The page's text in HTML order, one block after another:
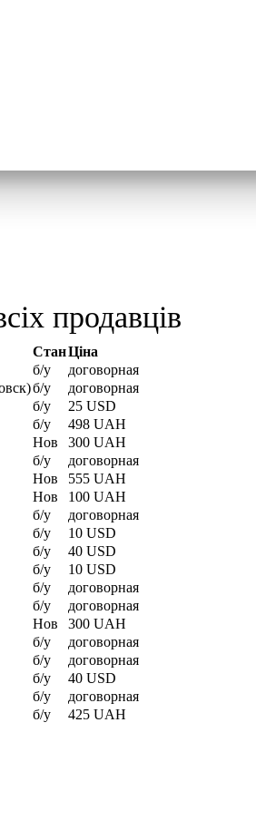
продавців
СтанЦіна
б/у
договорная
б/у
договорная
б/у
25 USD
б/у
498 UAH
Нов
300 UAH
б/у
договорная
Нов
555 UAH
Нов
100 UAH
б/у
договорная
б/у
10 USD
б/у
40 USD
б/у
10 USD
б/у
договорная
б/у
договорная
Нов
300 UAH
б/у
договорная
б/у
договорная
б/у
40 USD
б/у
договорная
б/у 425 UAH